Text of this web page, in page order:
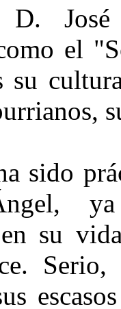
D.
el
su
sido
su